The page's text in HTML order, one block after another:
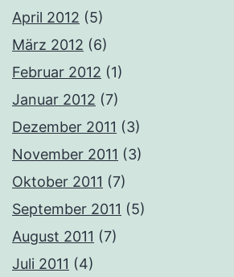
April 2012 (5)
März 2012 (6)
Februar 2012 (1)
Januar 2012 (7)
Dezember 2011 (3)
November 2011 (3)
Oktober 2011 (7)
September 2011 (5)
August 2011 (7)
Juli 2011 (4)